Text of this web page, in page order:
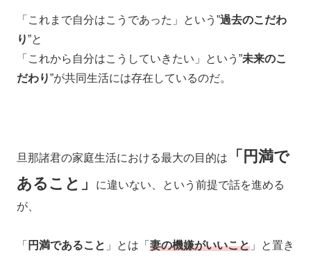
「これまで自分はこうであった」という”過去のこだわ
り”と
「これから自分はこうしていきたい」という”未来のこ
だわり”が共同生活には存在しているのだ。
旦那諸君の家庭生活における最大の目的は
「円満で
あること」
に違いない、という前提で話を進める
が、
「 円満であること 」とは「 妻の機嫌がいいこと 」と置き